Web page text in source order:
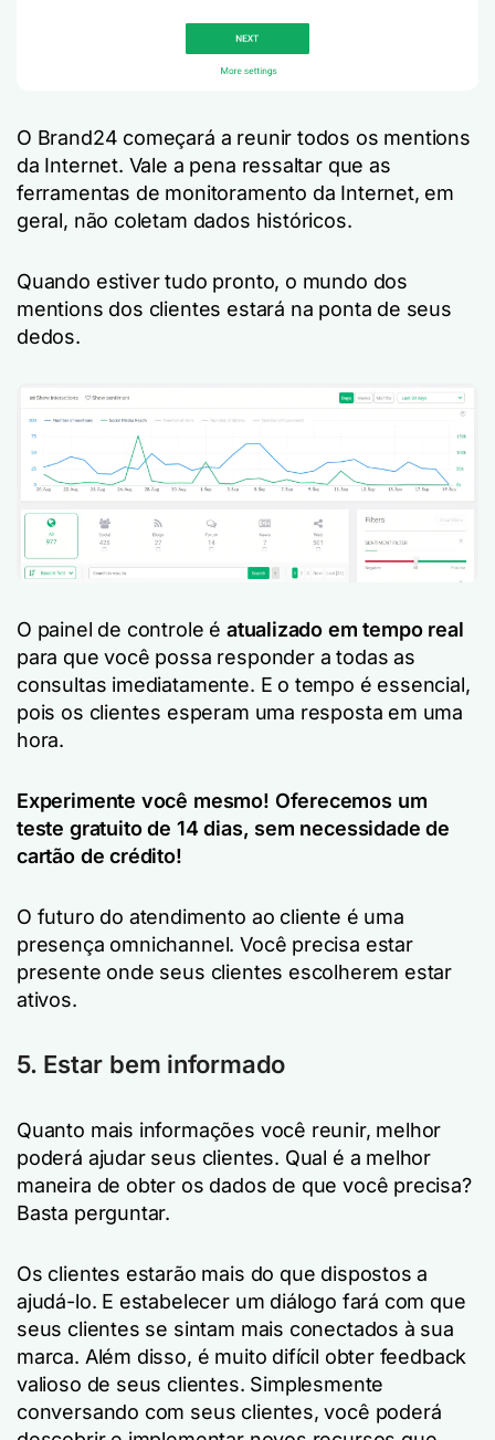
O Brand24 começará a reunir todos os mentions
da Internet. Vale a pena ressaltar que as
ferramentas de monitoramento da Internet, em
geral, não coletam dados históricos.
Quando estiver tudo pronto, o mundo dos
mentions dos clientes estará na ponta de seus
dedos.
O painel de controle é atualizado em tempo real
para que você possa responder a todas as
consultas imediatamente. E o tempo é essencial,
pois os clientes esperam uma resposta em uma
hora.
Experimente você mesmo! Oferecemos um
teste gratuito de 14 dias, sem necessidade de
cartão de crédito!
O futuro do atendimento ao cliente é uma
presença omnichannel. Você precisa estar
presente onde seus clientes escolherem estar
ativos.
5. Estar bem informado
Quanto mais informações você reunir, melhor
poderá ajudar seus clientes. Qual é a melhor
maneira de obter os dados de que você precisa?
Basta perguntar.
Os clientes estarão mais do que dispostos a
ajudá-lo. E estabelecer um diálogo fará com que
seus clientes se sintam mais conectados à sua
marca. Além disso, é muito difícil obter feedback
valioso de seus clientes. Simplesmente
conversando com seus clientes, você poderá